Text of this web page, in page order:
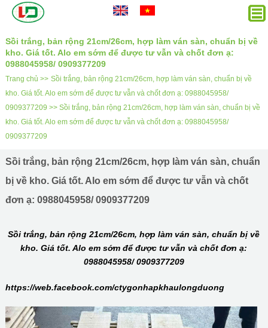
Sồi trắng, bản rộng 21cm/26cm, hợp làm ván sàn, chuẩn bị về
kho. Giá tốt. Alo em sớm để được tư vẫn và chốt đơn ạ:
0988045958/ 0909377209
Trang chủ >> Sồi trắng, bản rộng 21cm/26cm, hợp làm ván sàn, chuẩn bị về
kho. Giá tốt. Alo em sớm để được tư vẫn và chốt đơn ạ: 0988045958/
0909377209 >> Sồi trắng, bản rộng 21cm/26cm, hợp làm ván sàn, chuẩn bị về
kho. Giá tốt. Alo em sớm để được tư vẫn và chốt đơn ạ: 0988045958/
0909377209
Sồi trắng, bản rộng 21cm/26cm, hợp làm ván sàn, chuẩn
bị về kho. Giá tốt. Alo em sớm để được tư vẫn và chốt
đơn ạ: 0988045958/ 0909377209
Sồi trắng, bản rộng 21cm/26cm, hợp làm ván sàn, chuẩn bị về
kho. Giá tốt. Alo em sớm để được tư vẫn và chốt đơn ạ:
0988045958/ 0909377209
https://web.facebook.com/ctygonhapkhaulongduong